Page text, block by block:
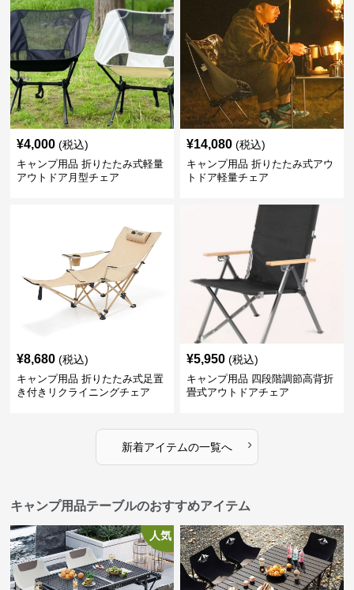
¥4,000 (税込)
キャンプ用品 折りたたみ式軽量
アウトドア月型チェア
¥14,080 (税込)
キャンプ用品 折りたたみ式アウ
トドア軽量チェア
¥8,680 (税込)
キャンプ用品 折りたたみ式足置
き付きリクライニングチェア
¥5,950 (税込)
キャンプ用品 四段階調節高背折
畳式アウトドアチェア
新着アイテムの一覧へ ›
キャンプ用品テーブルのおすすめアイテム
人気